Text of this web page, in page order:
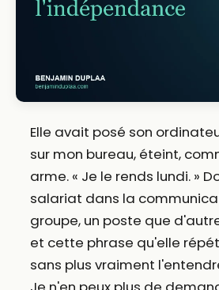
Elle avait posé son
sur mon bureau, éteint,
arme. « Je le rends lundi. »
salariat dans la
groupe, un poste que
et cette phrase qu'elle
sans plus vraiment